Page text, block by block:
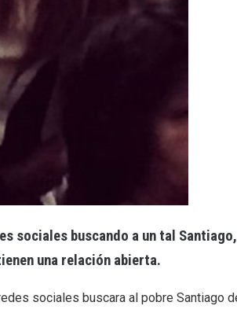
sociales buscando a un tal Santiago,
una relación abierta.
sociales buscara al pobre Santiago